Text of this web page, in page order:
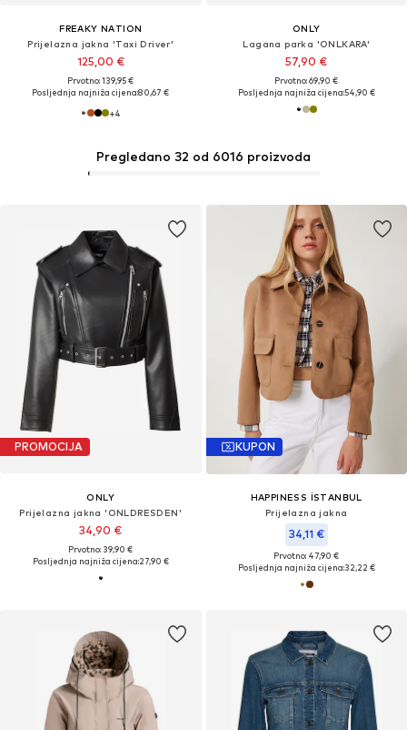
FREAKY NATION
Prijelazna jakna 'Taxi Driver'
125,00 €
Prvotno: 139,95 €
Posljednja najniža cijena:80,67 €
+4
ONLY
Lagana parka 'ONLKARA'
57,90 €
Prvotno: 69,90 €
Posljednja najniža cijena:54,90 €
PROMOCIJA
ONLY
Prijelazna jakna 'ONLDRESDEN'
34,90 €
Prvotno: 39,90 €
Posljednja najniža cijena:27,90 €
KUPON
HAPPINESS İSTANBUL
Prijelazna jakna
34,11 €
Prvotno: 47,90 €
Posljednja najniža cijena:32,22 €
Pregledano 32 od 6016 proizvoda